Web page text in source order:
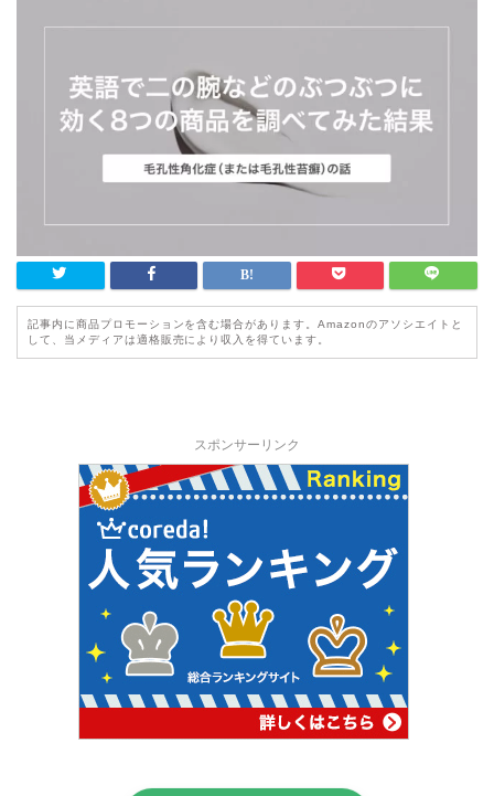
記事内に商品プロモーションを含む場合があります。Amazonのアソシエイトと
して、当メディアは適格販売により収入を得ています。
スポンサーリンク